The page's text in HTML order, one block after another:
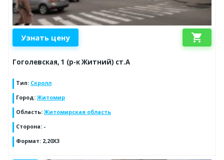
Узнать цену shopping_cart
Гоголевская, 1 (р-к Житний) ст.А
Тип: Скролл
Город: Житомир
Область: Житомирская область
Сторона: -
Формат: 2,20Х3